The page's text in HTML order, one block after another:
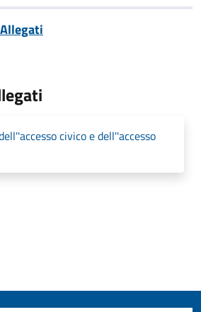
civico e dell''accesso